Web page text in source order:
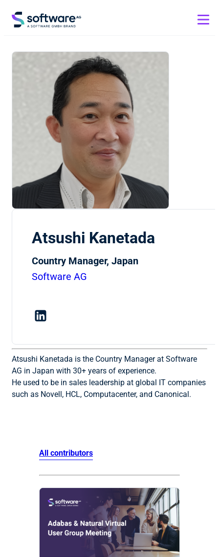
Atsushi Kanetada
Country Manager, Japan
Software AG
Atsushi Kanetada is the Country Manager at Software
AG in Japan with 30+ years of experience.
He used to be in sales leadership at global IT companies
such as Novell, HCL, Computacenter, and Canonical.
All contributors